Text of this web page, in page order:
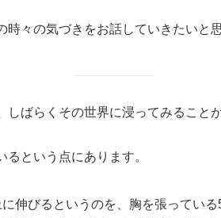
時々の気づきをお話していきたいと
しばらくその世界に浸ってみること
という点にあります。
伸びるというのを、胸を張ってい